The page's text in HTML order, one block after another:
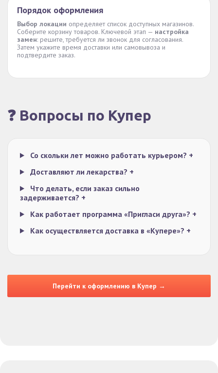
Порядок оформления
Выбор локации определяет список доступных магазинов.
Соберите корзину товаров. Ключевой этап — настройка
замен: решите, требуется ли звонок для согласования.
Затем укажите время доставки или самовывоза и
подтвердите заказ.
❓ Вопросы по Купер
Со скольки лет можно работать курьером? +
Доставляют ли лекарства? +
Что делать, если заказ сильно
задерживается? +
Как работает программа «Пригласи друга»? +
Как осуществляется доставка в «Купере»? +
Перейти к оформлению в Купер →